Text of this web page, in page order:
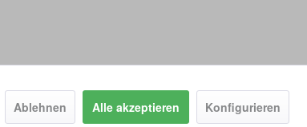
Ablehnen Alle akzeptieren Konfigurieren